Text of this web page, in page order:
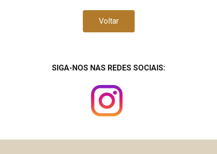
Voltar
SIGA-NOS NAS REDES SOCIAIS: